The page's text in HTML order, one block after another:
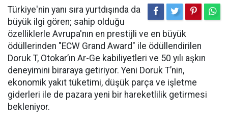
Türkiye'nin yanı sıra yurtdışında da
büyük ilgi gören; sahip olduğu
özelliklerle Avrupa'nın en prestijli ve en büyük
ödüllerinden "ECW Grand Award" ile ödüllendirilen
Doruk T, Otokar’ın Ar-Ge kabiliyetleri ve 50 yılı aşkın
deneyimini biraraya getiriyor. Yeni Doruk T’nin,
ekonomik yakıt tüketimi, düşük parça ve işletme
giderleri ile de pazara yeni bir hareketlilik getirmesi
bekleniyor.